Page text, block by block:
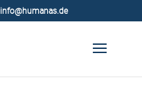
info@humanas.de